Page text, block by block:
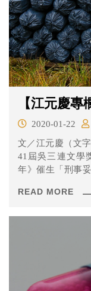
【江元慶專
2020-01-22
文／江元慶（文
41屆吳三連文學
年》催生「刑事
READ MORE